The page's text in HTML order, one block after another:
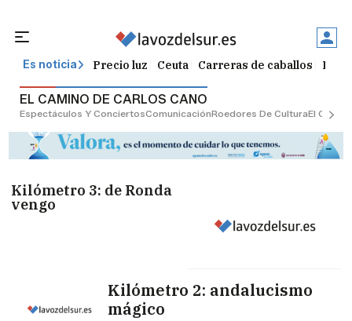
Es noticia Precio luz Ceuta Carreras de caballos
EL CAMINO DE CARLOS CANO
Espectáculos Y ConciertosComunicaciónRoedores De CulturaEl Censo
Kilómetro 3: de Ronda
vengo
Kilómetro 2: andalucismo
mágico